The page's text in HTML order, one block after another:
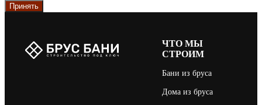
Принять
ЧТО МЫ
СТРОИМ
Бани из бруса
Дома из бруса